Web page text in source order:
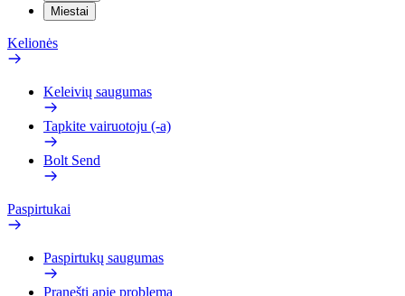
Miestai
Kelionės
Keleivių saugumas
Tapkite vairuotoju (-a)
Bolt Send
Paspirtukai
Paspirtukų saugumas
Pranešti apie problemą